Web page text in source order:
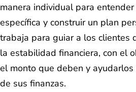
manera individual para
específica y construir un plan
trabaja para guiar a los clientes
la estabilidad financiera, con el
el monto que deben y
de sus finanzas.